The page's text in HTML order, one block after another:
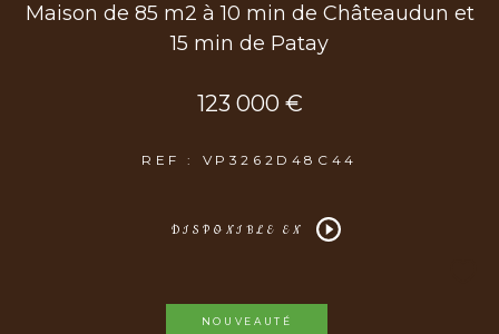
Maison de 85 m2 à 10 min de Châteaudun et
15 min de Patay
123 000 €
REF : VP3262D48C44
DISPONIBLE EN
NOUVEAUTÉ